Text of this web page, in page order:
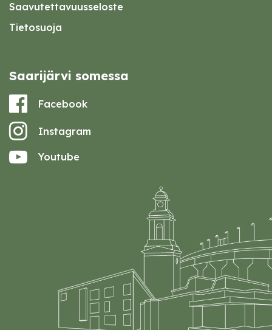
Saavutettavuusseloste
Tietosuoja
Saarijärvi somessa
Facebook
Instagram
Youtube